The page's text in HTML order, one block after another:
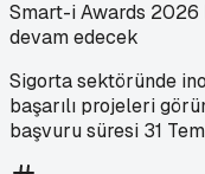
Smart-i Awards 2026
devam edecek
Sigorta sektöründe
başarılı projeleri
başvuru süresi 31